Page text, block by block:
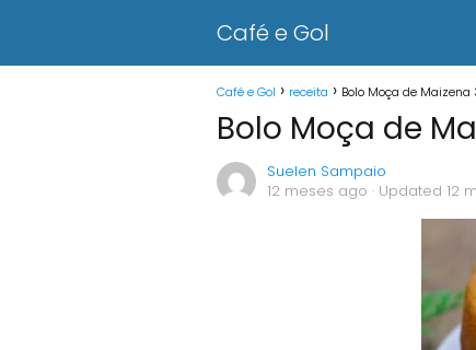
Café e Gol
Café e Gol receita Bolo Moça de
Bolo Moça de
Suelen Sampaio
12 meses ago · Updated 12